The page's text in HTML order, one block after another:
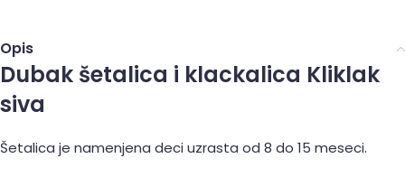
Opis
Dubak šetalica i klackalica Kliklak
siva
Šetalica je namenjena deci uzrasta od 8 do 15 meseci.